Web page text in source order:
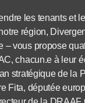
les tenants et
région,
– vous propose
chacun.e à leur
stratégique de la
Fita, députée